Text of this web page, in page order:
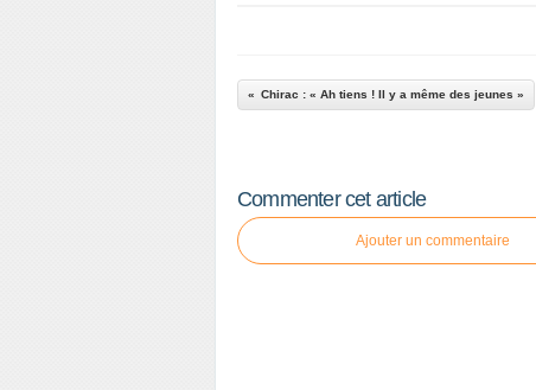
Chirac : « Ah tiens ! Il y a même des jeunes »
Commenter cet article
Ajouter un commentaire